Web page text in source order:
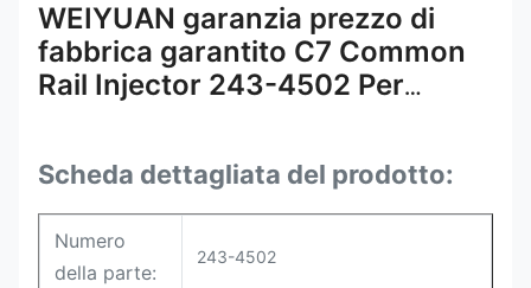
WEIYUAN garanzia prezzo di
fabbrica garantito C7 Common
Rail Injector 243-4502 Per
Scheda dettagliata del prodotto:
Numero
della parte:
243-4502